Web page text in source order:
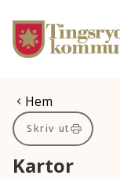
Gå till innehåll
Gå till huvudmeny
Du är här:
Hem
Skriv ut
Kartor